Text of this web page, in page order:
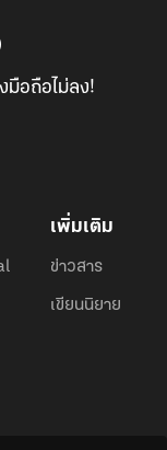
มือถือไม่ลง!
เพิ่มเติม
ข่าวสาร
เขียนนิยาย